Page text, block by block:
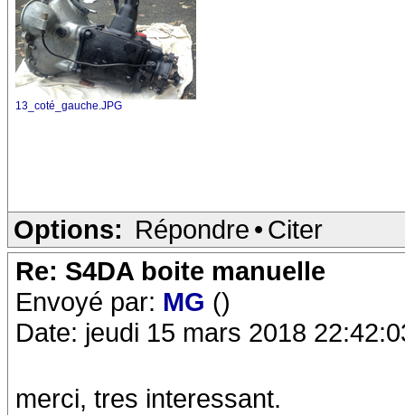
13_coté_gauche.JPG
Options: Répondre • Citer
Re: S4DA boite manuelle
Envoyé par: MG ()
Date: jeudi 15 mars 2018
merci, tres interessant.